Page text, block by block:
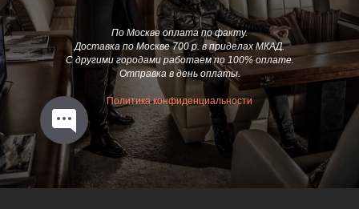
По Москве оплата по факту.
Доставка по Москве 700 р. в приделах МКАД.
С другими городами работаем по 100% оплате.
Отправка в день оплаты.
Политика конфиденциальности